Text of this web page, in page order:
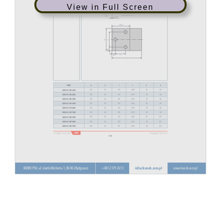
View in Full Screen